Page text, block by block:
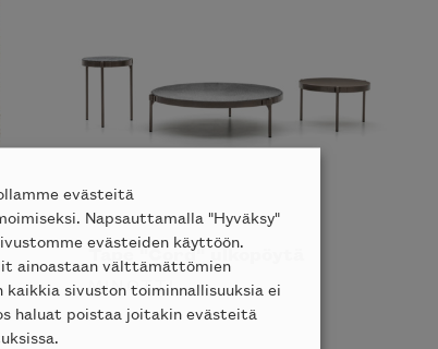
Tape "Cord" ulkopöytä
MINOTTI
evästeitä
Napsauttamalla "Hyväksy"
evästeiden käyttöön.
ainoastaan välttämättömien
sivuston toiminnallisuuksia ei
haluat poistaa joitakin evästeitä